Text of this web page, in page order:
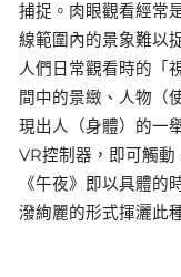
捕捉。肉眼觀看經常
線範圍內的景象難以
人們日常觀看時的「
間中的景緻、人物（
現出人（身體）的一
VR控制器，即可觸動
《午夜》即以具體的
潑絢麗的形式揮灑此